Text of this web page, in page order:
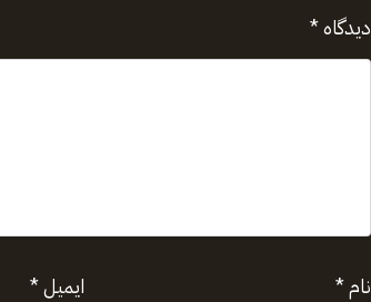
دیدگاه*
نام* ایمیل*